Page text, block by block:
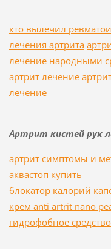
кто вылечил
лечения артрита
лечение народными
артрит лечение
лечение
Артрит кистей рук
артрит симптомы и
аквастоп купить
блокатор калорий
крем anti artrit nano
гидрофобное